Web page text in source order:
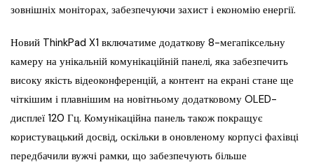
зовнішніх моніторах, забезпечуючи захист і економію енергії.
Новий ThinkPad X1 включатиме додаткову 8-мегапіксельну
камеру на унікальній комунікаційній панелі, яка забезпечить
високу якість відеоконференцій, а контент на екрані стане ще
чіткішим і плавнішим на новітньому додатковому OLED-
дисплеї 120 Гц. Комунікаційна панель також покращує
користувацький досвід, оскільки в оновленому корпусі фахівці
передбачили вужчі рамки, що забезпечують більше